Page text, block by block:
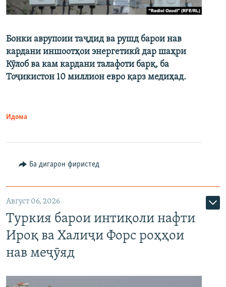
Бонки аврупоии таҷдид ва рушд барои нав
кардани иншоотҳои энергетикӣ дар шаҳри
Кӯлоб ва кам кардани талафоти барқ, ба
Тоҷикистон 10 миллион евро қарз медиҳад.
Идома
Ба дигарон фиристед
Август 06, 2026
Туркия барои интиқоли нафти
Ироқ ва Халиҷи Форс роҳҳои
нав меҷӯяд